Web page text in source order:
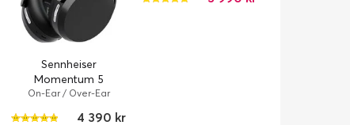
Sennheiser
Momentum 5
On-Ear / Over-Ear
/ 57 timme/timmar /
4 390 kr